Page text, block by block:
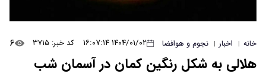
خانه | اخبار | نجوم و هوافضا ۱۴۰۴/۰۱/۰۲ ۱۶:۰۷:۱۴ کد خبر: ۳۷۱۵ ۶
هلالی به شکل رنگین کمان در آسمان شب